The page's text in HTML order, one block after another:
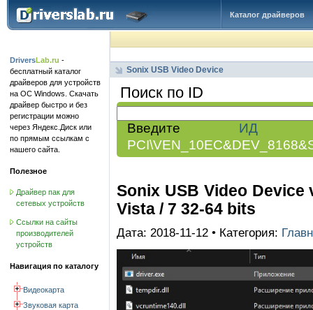
Каталог драйверов
DriversLab.ru -
бесплатный каталог
драйверов для устройств
на ОС Windows. Скачать
драйвер быстро и без
регистрации можно
через Яндекс.Диск или
по прямым ссылкам с
нашего сайта.
Полезное
Драйвер пак для
сетевых устройств
Ссылки на сайты
производителей
устройств
Навигация по каталогу
Видеокарта
Звуковая карта
Sonix USB Video Device
Поиск по ID
Введите ИД
Sonix USB Video Device
Vista / 7 32-64 bits
Дата: 2018-11-12 • Категория: